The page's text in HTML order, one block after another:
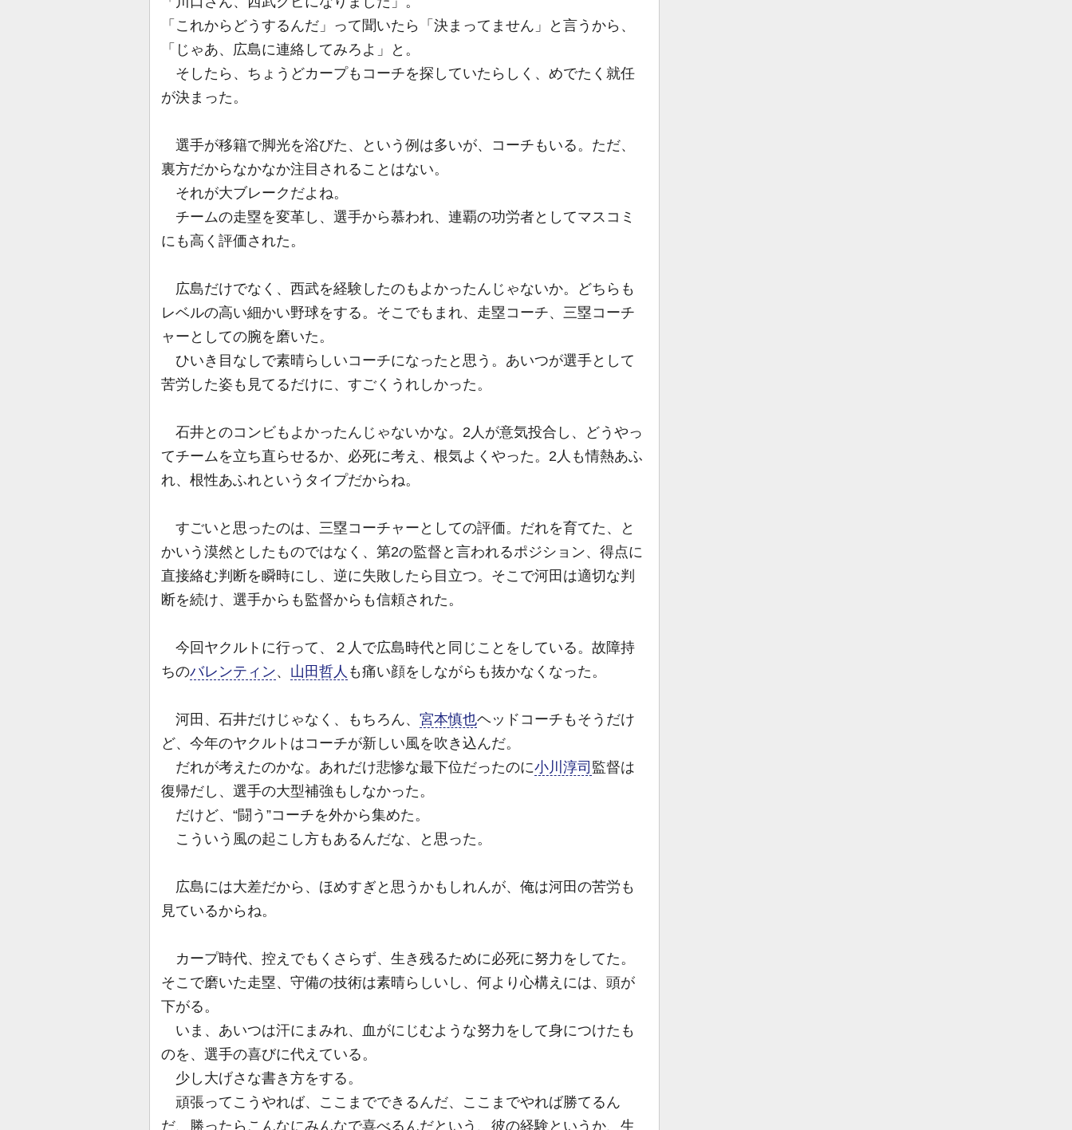
「これからどうするんだ」って聞いたら「決まってません」と言うから、
「じゃあ、広島に連絡してみろよ」と。
そしたら、ちょうどカープもコーチを探していたらしく、めでたく就任
が決まった。
選手が移籍で脚光を浴びた、という例は多いが、コーチもいる。ただ、
裏方だからなかなか注目されることはない。
それが大ブレークだよね。
チームの走塁を変革し、選手から慕われ、連覇の功労者としてマスコミ
にも高く評価された。
広島だけでなく、西武を経験したのもよかったんじゃないか。どちらも
レベルの高い細かい野球をする。そこでもまれ、走塁コーチ、三塁コーチ
ャーとしての腕を磨いた。
ひいき目なしで素晴らしいコーチになったと思う。あいつが選手として
苦労した姿も見てるだけに、すごくうれしかった。
石井とのコンビもよかったんじゃないかな。2人が意気投合し、どうやっ
てチームを立ち直らせるか、必死に考え、根気よくやった。2人も情熱あふ
れ、根性あふれというタイプだからね。
すごいと思ったのは、三塁コーチャーとしての評価。だれを育てた、と
かいう漠然としたものではなく、第2の監督と言われるポジション、得点に
直接絡む判断を瞬時にし、逆に失敗したら目立つ。そこで河田は適切な判
断を続け、選手からも監督からも信頼された。
今回ヤクルトに行って、２人で広島時代と同じことをしている。故障持
ちのバレンティン、 山田哲人 も痛い顔をしながらも抜かなくなった。
河田、石井だけじゃなく、もちろん、 宮本慎也ヘッドコーチもそうだけ
ど、今年のヤクルトはコーチが新しい風を吹き込んだ。
だれが考えたのかな。あれだけ悲惨な最下位だったのに小川淳司 監督は
復帰だし、選手の大型補強もしなかった。
だけど、“闘う”コーチを外から集めた。
こういう風の起こし方もあるんだな、と思った。
広島には大差だから、ほめすぎと思うかもしれんが、俺は河田の苦労も
見ているからね。
カープ時代、控えでもくさらず、生き残るために必死に努力をしてた。
そこで磨いた走塁、守備の技術は素晴らしいし、何より心構えには、頭が
下がる。
いま、あいつは汗にまみれ、血がにじむような努力をして身につけたも
のを、選手の喜びに代えている。
少し大げさな書き方をする。
頑張ってこうやれば、ここまでできるんだ、ここまでやれば勝てるん
だ、勝ったらこんなにみんなで喜べるんだという、彼の経験というか、生